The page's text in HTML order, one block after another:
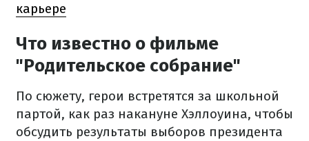
карьере
Что известно о фильме
"Родительское собрание"
По сюжету, герои встретятся за школьной
партой, как раз накануне Хэллоуина, чтобы
обсудить результаты выборов президента